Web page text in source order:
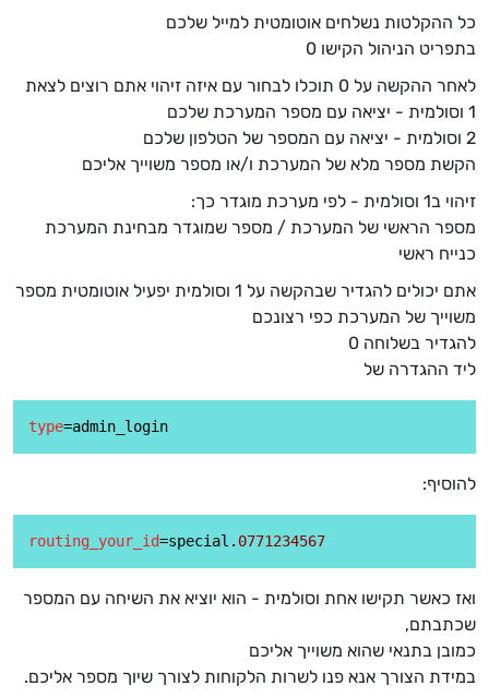
כל ההקלטות נשלחים אוטומטית למייל שלכם
בתפריט הניהול הקישו 0
לאחר ההקשה על 0 תוכלו לבחור עם איזה זיהוי אתם רוצים לצאת
1 וסולמית - יציאה עם מספר המערכת שלכם
2 וסולמית - יציאה עם המספר של הטלפון שלכם
הקשת מספר מלא של המערכת ו/או מספר משוייך אליכם
זיהוי ב1 וסולמית - לפי מערכת מוגדר כך:
מספר הראשי של המערכת / מספר שמוגדר מבחינת המערכת
כנייח ראשי
אתם יכולים להגדיר שבהקשה על 1 וסולמית יפעיל אוטומטית מספר
משוייך של המערכת כפי רצונכם
להגדיר בשלוחה 0
ליד ההגדרה של
type
להוסיף:
routing_your_id=special. 0771234567
ואז כאשר תקישו אחת וסולמית - הוא יוציא את השיחה עם המספר
שכתבתם,
כמובן בתנאי שהוא משוייך אליכם
במידת הצורך אנא פנו לשרות הלקוחות לצורך שיוך מספר אליכם.